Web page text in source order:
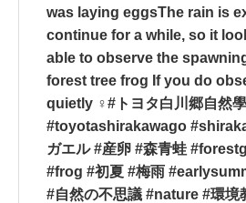
was laying eggsThe rain is
continue for a while, so it
able to observe the
forest tree frog If you do
quietly ‍♀️#トヨタ白川郷自然
#toyotashirakawago
ガエル #産卵 #森青蛙
#frog #初夏 #梅雨
#自然の不思議 #nature #環境